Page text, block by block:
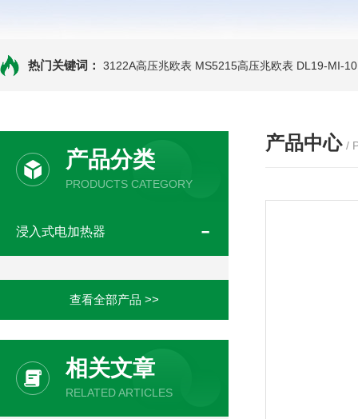
热门关键词： 3122A高压兆欧表 MS5215高压兆欧表 DL19-MI-
产品分类
PRODUCTS CATEGORY
浸入式电加热器
查看全部产品 >>
相关文章
RELATED ARTICLES
产品中心 /